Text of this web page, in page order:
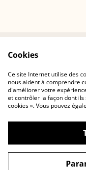
Politique de
©2026Cerisia
Cookies
Ce site Internet utilise des
nous aident à comprendre
d'améliorer votre
et contrôler la façon dont
cookies ». Vous pouvez